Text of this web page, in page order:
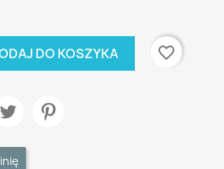
DO KOSZYKA favorite_border